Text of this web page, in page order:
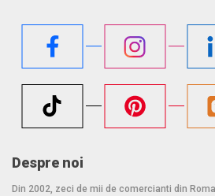
Despre noi
Din 2002, zeci de mii de comercianti din